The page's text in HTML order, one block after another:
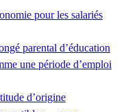
pour les salariés
parental d’éducation
une période d’emploi
d’origine